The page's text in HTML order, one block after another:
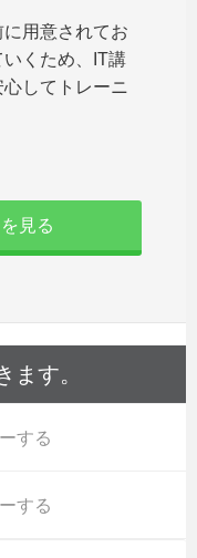
用意されてお
くため、IT講
してトレーニ
見る
ます。
する
する